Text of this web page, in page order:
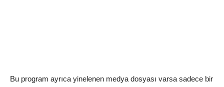
Bu program ayrıca yinelenen medya dosyası varsa sadece bir